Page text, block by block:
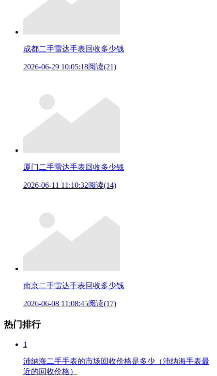
成都二手雷达手表回收多少钱
2026-06-29 10:05:18阅读(21)
厦门二手雷达手表回收多少钱
2026-06-11 11:10:32阅读(14)
南京二手雷达手表回收多少钱
2026-06-08 11:08:45阅读(17)
热门排行
1
沛纳海二手手表的市场回收价格是多少（沛纳海手表最
近的回收价格）